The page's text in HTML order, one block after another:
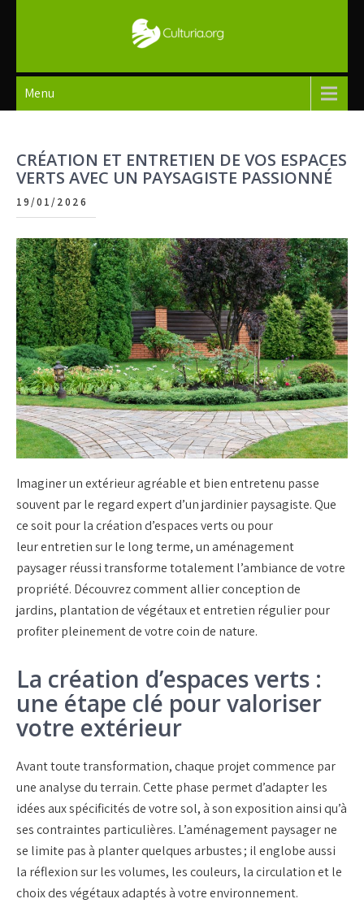
Culturia
Menu
CRÉATION ET ENTRETIEN DE VOS ESPACES
VERTS AVEC UN PAYSAGISTE PASSIONNÉ
19/01/2026
Imaginer un extérieur agréable et bien entretenu passe
souvent par le regard expert d’unjardinier paysagiste. Que
ce soit pour lacréation d’espaces vertsou pour
leurentretien sur le long terme, unaménagement
paysagerréussi transforme totalement l’ambiance de votre
propriété. Découvrez comment allierconception de
jardins, plantation de végétauxetentretien régulierpour
profiter pleinement de votre coin de nature.
La création d’espaces verts :
une étape clé pour valoriser
votre extérieur
Avant toute transformation, chaque projet commence par
uneanalyse du terrain. Cette phase permet d’adapter les
idées aux spécificités de votre sol, à son exposition ainsi qu’à
ses contraintes particulières. L’aménagement paysagerne
se limite pas à planter quelques arbustes ; il englobe aussi
la réflexion sur les volumes, les couleurs, la circulation et le
choix desvégétaux adaptésà votre environnement.